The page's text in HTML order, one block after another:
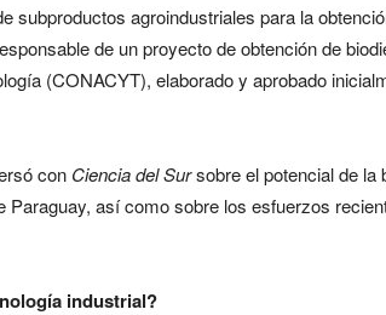
subproductos agroindustriales para la
de un proyecto de obtención de
(CONACYT), elaborado y aprobado
con Ciencia del Sursobre el potencial de la
Paraguay, así como sobre los esfuerzos
industrial?